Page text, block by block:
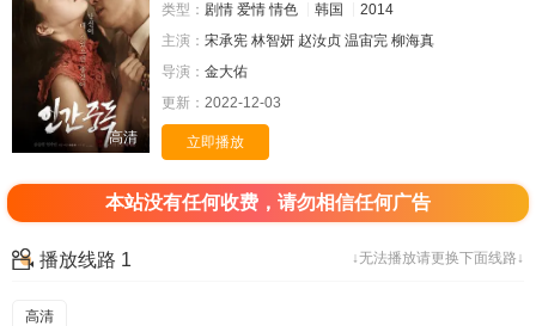
高清
类型： 剧情 爱情 情色 韩国
2014
主演： 宋承宪 林智妍 赵汝贞 温宙完 柳海真
导演： 金大佑
更新： 2022-12-03
立即播放
本站没有任何收费，请勿相信任何广告
↓无法播放请更换下面线路↓
播放线路 1
高清